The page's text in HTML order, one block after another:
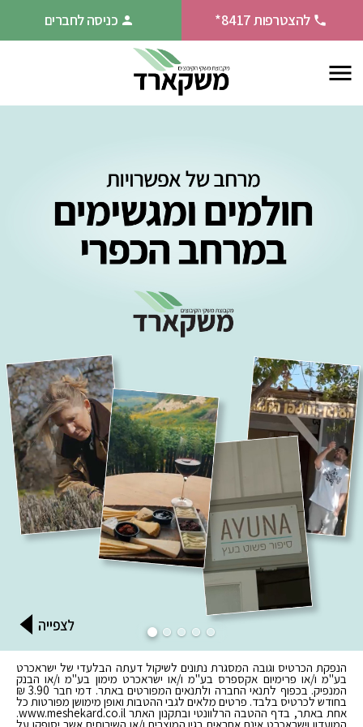
person כניסה לחברים phone להצטרפות 8417*
menu
הנפקת הכרטיס וגובה המסגרת נתונים לשיקול דעתה הבלעדי של ישראכרט
בע"מ ו/או פרימיום אקספרס בע"מ ו/או ישראכרט מימון בע"מ ו/או הבנק
המנפיק. בכפוף לתנאי החברה ולתנאים המפורטים באתר. דמי חבר 3.90 ₪
בחודש לכרטיס בלבד. פרטים מלאים לגבי ההטבות ואופן מימושן מפורטות כל
אחת באתר, בדף ההטבה הרלוונטי ובתקנון האתר www.meshekard.co.il.